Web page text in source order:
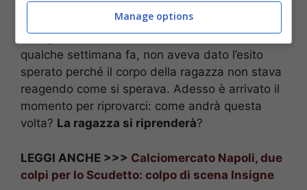
Nella puntata diUn Posto al Soleche andrà in
onda lunedì 18 ottobre assisteremo alle prove di
risveglio perSusanna. Il primo tentativo,
qualche settimana fa, non aveva dato l’esito
sperato perché il corpo della ragazza non stava
reagendo come si sperava. Adesso è arrivato il
momento per riprovarci: come andrà questa
volta? La ragazza si riprenderà?
LEGGI ANCHE >>> Calciomercato Napoli, due
colpi per lo Scudetto: colpo di scena Insigne
Manage options